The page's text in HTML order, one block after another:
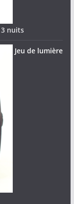
nuits
Jeu de lumière